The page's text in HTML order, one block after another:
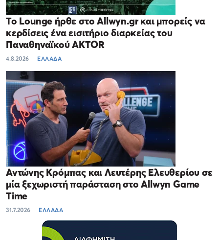
Το Lounge ήρθε στο Allwyn.gr και μπορείς να
κερδίσεις ένα εισιτήριο διαρκείας του
Παναθηναϊκού AKTOR
4.8.2026 ΕΛΛΑΔΑ
Αντώνης Κρόμπας και Λευτέρης Ελευθερίου σε
μία ξεχωριστή παράσταση στο Allwyn Game
Time
31.7.2026 ΕΛΛΑΔΑ